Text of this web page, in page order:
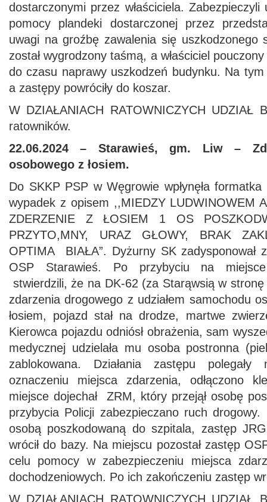
dostarczonymi przez właściciela.
pomocy plandeki dostarczonej przez
uwagi na groźbę zawalenia się uszkodzonego
został wygrodzony taśmą, a właściciel
do czasu naprawy uszkodzeń budynku. Na tym
a zastępy powróciły do koszar.
W DZIAŁANIACH RATOWNICZYCH UDZIAŁ
ratowników.
22.06.2024 – Starawieś, gm. Liw –
osobowego z łosiem.
Do SKKP PSP w Węgrowie wpłynęła
wypadek z opisem ,,MIEDZY LUDWINOWEM
ZDERZENIE Z ŁOSIEM 1 OS
PRZYTO,MNY, URAZ GŁOWY, BRAK
OPTIMA BIAŁA”. Dyżurny SK zadysponował
OSP Starawieś. Po przybyciu na
stwierdzili, że na DK-62 (za Starąwsią w stronę
zdarzenia drogowego z udziałem samochodu
łosiem, pojazd stał na drodze, martwe
Kierowca pojazdu odniósł obrażenia, sam
medycznej udzielała mu osoba postronna
zablokowana. Działania zastępu
oznaczeniu miejsca zdarzenia, odłączono
miejsce dojechał ZRM, który przejął osobę
przybycia Policji zabezpieczano ruch
osobą poszkodowaną do szpitala, zastęp JRG
wrócił do bazy. Na miejscu pozostał zastęp
celu pomocy w zabezpieczeniu miejsca
dochodzeniowych. Po ich zakończeniu zastęp
W DZIAŁANIACH RATOWNICZYCH UDZIAŁ